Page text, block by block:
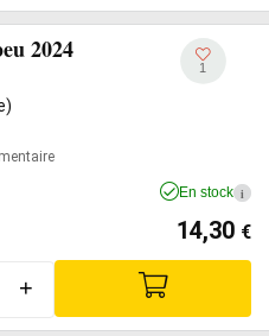
2024
1
En stock i
14,30 €
+